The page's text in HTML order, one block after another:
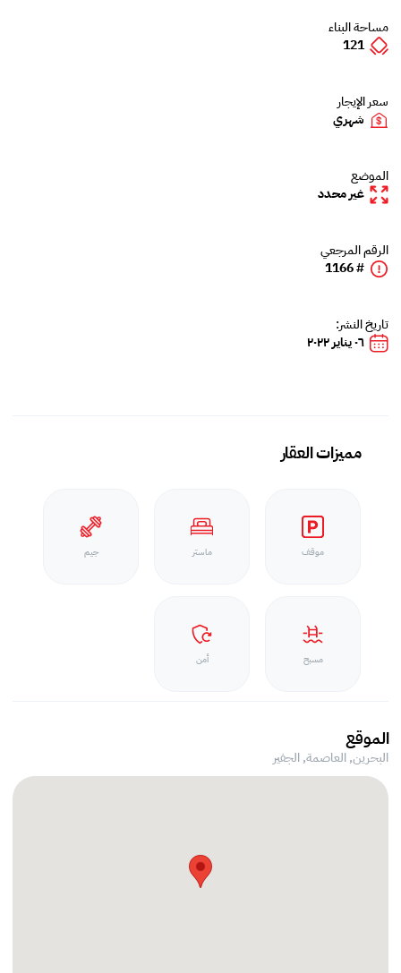
مساحة البناء
121
سعر الإيجار
شهري
الموضع
غير محدد
الرقم المرجعي
# 1166
تاريخ النشر:
٠٦ يناير ٢٠٢٢
مميزات العقار
موقف ماستر جيم
مسبح أمن
الموقع
البحرين, العاصمة,الجفير